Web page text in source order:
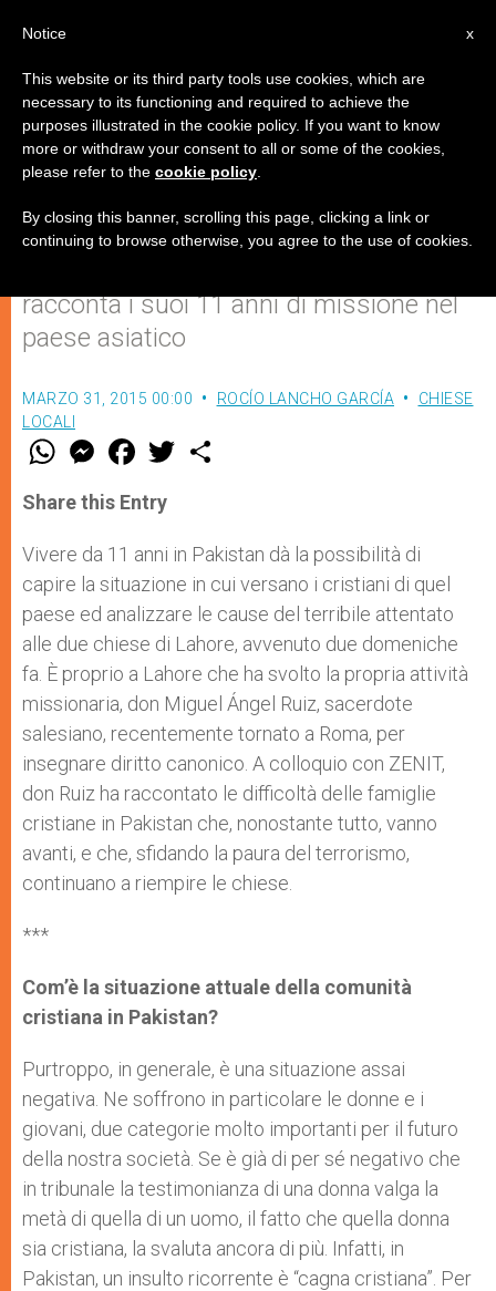
Pakistan: la parola chiave per la
Chiesa è "speranza"
racconta i suoi 11 anni di missione nel
paese asiatico
MARZO 31, 2015 00:00 ROCÍO LANCHO GARCÍA
CHIESE
LOCALI
W
t
s
p
p
M
e
s
e
g
e
r
F
a
e
b
o
k
w
r
Share this Entry
Vivere da 11 anni in Pakistan dà la possibilità di
capire la situazione in cui versano i cristiani di quel
paese ed analizzare le cause del terribile attentato
alle due chiese di Lahore, avvenuto due domeniche
fa. È proprio a Lahore che ha svolto la propria attività
missionaria, don Miguel Ángel Ruiz, sacerdote
salesiano, recentemente tornato a Roma, per
insegnare diritto canonico. A colloquio con ZENIT,
don Ruiz ha raccontato le difficoltà delle famiglie
cristiane in Pakistan che, nonostante tutto, vanno
avanti, e che, sfidando la paura del terrorismo,
continuano a riempire le chiese.
***
Com’è la situazione attuale della comunità
cristiana in Pakistan?
Purtroppo, in generale, è una situazione assai
negativa. Ne soffrono in particolare le donne e i
giovani, due categorie molto importanti per il futuro
della nostra società. Se è già di per sé negativo che
in tribunale la testimonianza di una donna valga la
metà di quella di un uomo, il fatto che quella donna
sia cristiana, la svaluta ancora di più. Infatti, in
Pakistan, un insulto ricorrente è “cagna cristiana”. Per
x
Notice
This website or its third party tools use cookies, which are
necessary to its functioning and required to achieve the
purposes illustrated in the cookie policy. If you want to know
more or withdraw your consent to all or some of the cookies,
please refer to the cookie policy
By closing this banner, scrolling this page, clicking a link or
continuing to browse otherwise, you agree to the use of cookies.